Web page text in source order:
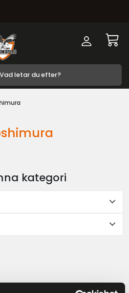
kategori
expand_more
expand_more